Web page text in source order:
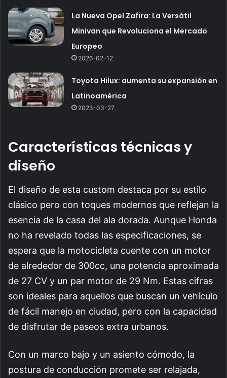
La Nueva Opel Zafira: La Versátil
Minivan que Revoluciona el Mercado
Europeo
2026-02-12
Toyota Hilux: aumenta su expansión en
Latinoamérica
2023-03-27
Características técnicas y
diseño
El diseño de esta custom destaca por su estilo
clásico pero con toques modernos que reflejan la
esencia de la casa del ala dorada. Aunque Honda
no ha revelado todas las especificaciones, se
espera que la motocicleta cuente con un motor
de alrededor de 300cc, una potencia aproximada
de 27 CV y un par motor de 29 Nm. Estas cifras
son ideales para aquellos que buscan un vehículo
de fácil manejo en ciudad, pero con la capacidad
de disfrutar de paseos extra urbanos.
Con un marco bajo y un asiento cómodo, la
postura de conducción promete ser relajada,